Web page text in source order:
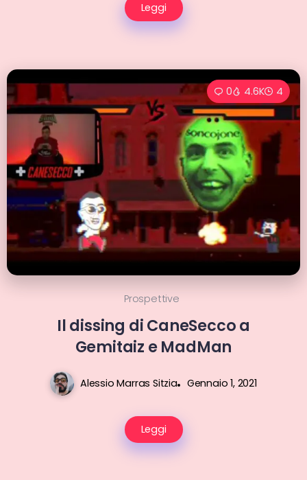
Leggi
0 4.6K 4
Prospettive
Il dissing di CaneSecco a
Gemitaiz e MadMan
Alessio Marras Sitzia Gennaio 1, 2021
Leggi